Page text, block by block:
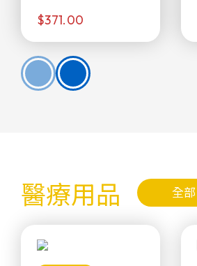
$371.00
醫療用品 全部